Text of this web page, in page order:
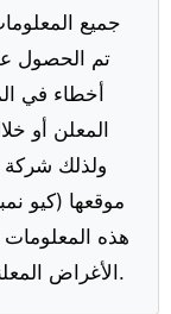
جميع
تم الحصول
أخطاء في
المعلن أو
ولذلك شركة
موقعها (كيو
هذه
الأغراض المعلنة شخصيا والقيام بالفحص قبل الشراء.